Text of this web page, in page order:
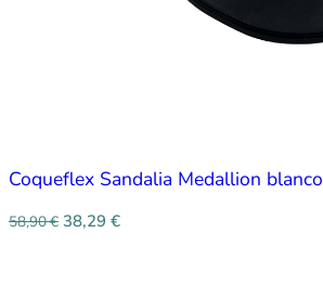
Coqueflex Sandalia Medallion blanco
58,90€ 38,29 €